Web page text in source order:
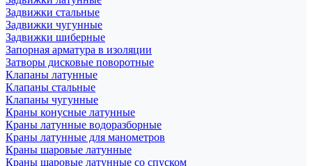
Задвижки стальные
Задвижки чугунные
Задвижки шиберные
Запорная арматура в изоляции
Затворы дисковые поворотные
Клапаны латунные
Клапаны стальные
Клапаны чугунные
Краны конусные латунные
Краны латунные водоразборные
Краны латунные для манометров
Краны шаровые латунные
Краны шаровые латунные со спуском